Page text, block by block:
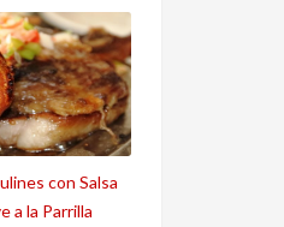
con Salsa
a la Parrilla